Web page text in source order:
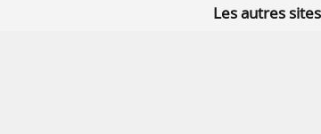
Les autres